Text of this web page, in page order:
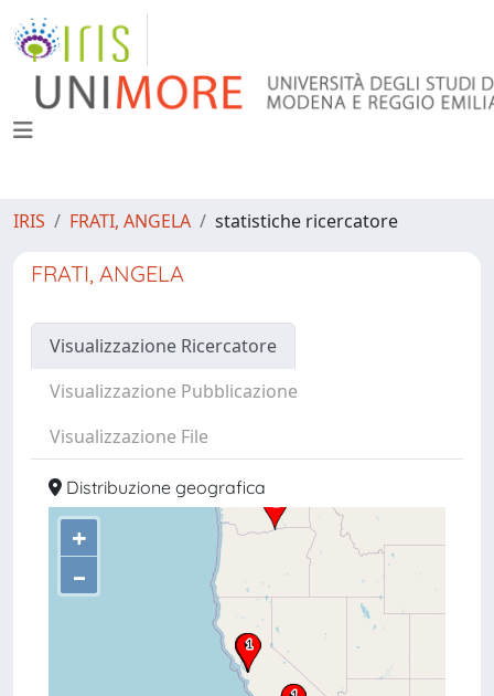
IRIS FRATI, ANGELA statistiche ricercatore
FRATI, ANGELA
Visualizzazione Ricercatore
Visualizzazione Pubblicazione
Visualizzazione File
Distribuzione geografica
+
–